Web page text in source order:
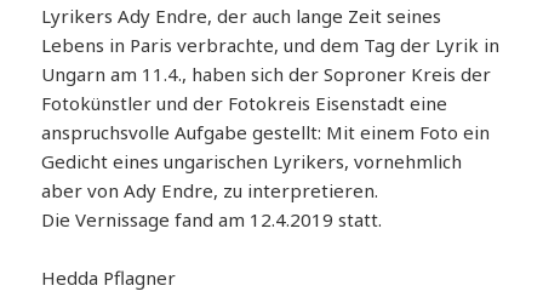
Lyrikers Ady Endre, der auch lange Zeit seines
Lebens in Paris verbrachte, und dem Tag der Lyrik in
Ungarn am 11.4., haben sich der Soproner Kreis der
Fotokünstler und der Fotokreis Eisenstadt eine
anspruchsvolle Aufgabe gestellt: Mit einem Foto ein
Gedicht eines ungarischen Lyrikers, vornehmlich
aber von Ady Endre, zu interpretieren.
Die Vernissage fand am 12.4.2019 statt.
Hedda Pflagner